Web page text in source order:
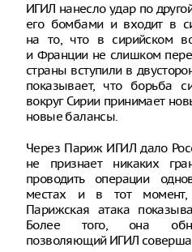
ИГИЛ нанесло удар по
его бомбами и входит в
на то, что в сирийском
и Франции не слишком
страны вступили в
показывает, что борьба
вокруг Сирии принимает
новые балансы.
Через Париж ИГИЛ дало
не признает никаких
проводить операции
местах и в тот момент,
Парижская атака
Более того, она
позволяющий ИГИЛ